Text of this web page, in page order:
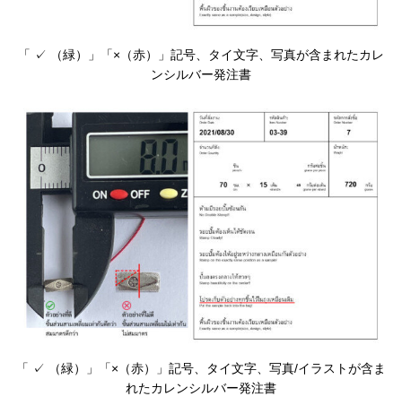
「 ✓ （緑）」「×（赤）」記号、タイ文字、写真が含まれたカレ
ンシルバー発注書
「 ✓ （緑）」「×（赤）」記号、タイ文字、写真/イラストが含ま
れたカレンシルバー発注書